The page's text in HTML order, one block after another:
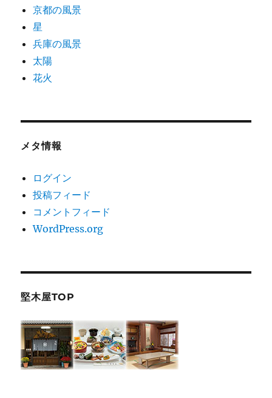
京都の風景
星
兵庫の風景
太陽
花火
メタ情報
ログイン
投稿フィード
コメントフィード
WordPress.org
堅木屋TOP